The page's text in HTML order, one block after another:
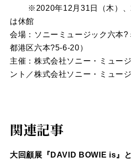
※2020年12月31日（木）、
は休館
会場：ソニーミュージック六本
都港区六本?5-6-20）
主催：株式会社ソニー・ミュー
ント／株式会社ソニー・ミュー
関連記事
大回顧展『DAVID BOWIE is』